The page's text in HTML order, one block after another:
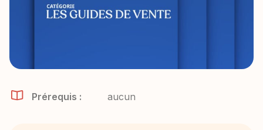
Prérequis : aucun